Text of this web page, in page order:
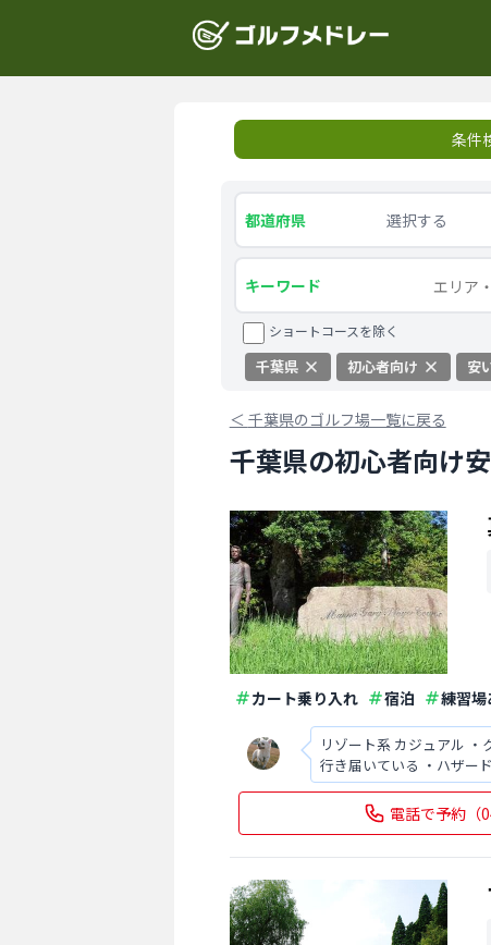
条件
都道府県 選択する
キーワード
ショートコースを除く
千葉県 初心者向け 安
＜ 千葉県のゴルフ場一覧に戻る
千葉県の初心者向け
カート乗り入れ 宿泊 練習場
リゾート系 カジュアル
行き届いている ・ハザー
ンカー有り アクセスは圏
電話で予約 （